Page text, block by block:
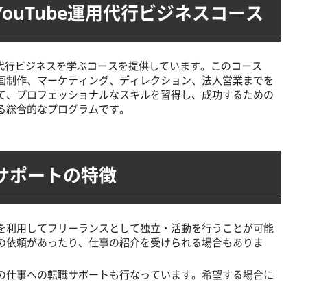
運用代行ビジネスコース
ビジネスを学ぶコースを提供しています。このコース
作、マーケティング、ディレクション、法人営業までを
プロフェッショナルなスキルを習得し、成功するための
合的なプログラムです。
ポートの特徴
用してフリーランスとして独立・活動を行うことが可能
頼があったり、仕事の紹介を受けられる場合もありま
事への転職サポートも行なっています。希望する場合に